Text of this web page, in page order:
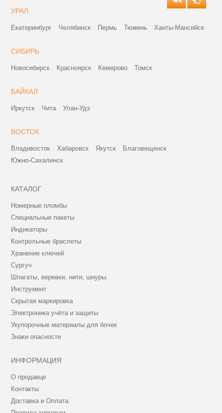
УРАЛ
Екатеринбург Челябинск Пермь Тюмень Ханты-Мансийск
СИБИРЬ
Новосибирск Красноярск Кемерово Томск
БАЙКАЛ
Иркутск Чита Улан-Удэ
ВОСТОК
Владивосток Хабаровск Якутск
Благовещенск
Южно-Сахалинск
КАТАЛОГ
Номерные пломбы
Специальные пакеты
Индикаторы
Контрольные браслеты
Хранение ключей
Сургуч
Шпагаты, веревки, нити, шнуры.
Инструмент
Скрытая маркировка
Электроника учёта и защиты
Укупорочные материалы для бочек
Знаки опасности
ИНФОРМАЦИЯ
О продавце
Контакты
Доставка и Оплата